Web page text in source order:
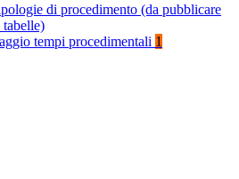
di procedimento (da pubblicare
tabelle)
tempi procedimentali 1